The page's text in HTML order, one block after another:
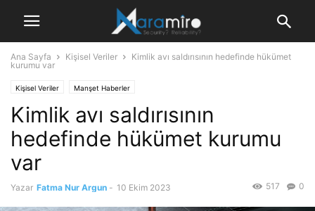
Ana Sayfa Kişisel Veriler
Kimlik avı saldırısının hedefinde hükümet
kurumu var
Kişisel Veriler Manşet Haberler
Kimlik avı saldırısının
hedefinde hükümet kurumu
var
Yazar Fatma Nur Argun - 10 Ekim 2023 0
517